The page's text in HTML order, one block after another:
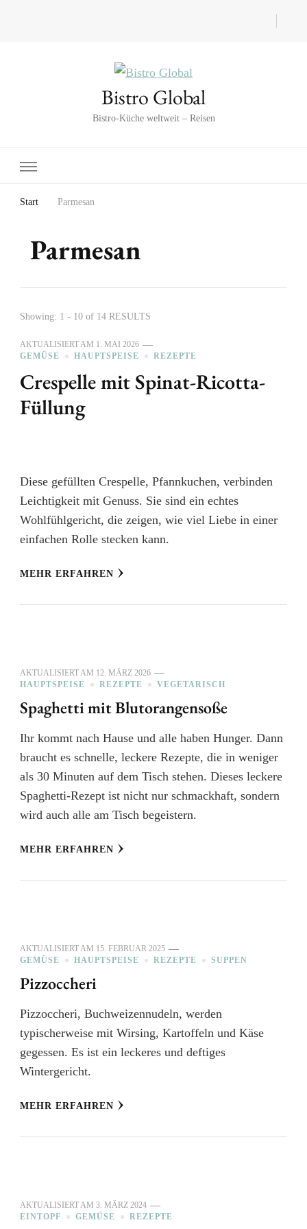
Bistro Global
Bistro-Küche weltweit – Reisen
Start Parmesan
Parmesan
Showing: 1 - 10 of 14 RESULTS
AKTUALISIERT AM 1. MAI 2026
GEMÜSE
HAUPTSPEISE REZEPTE
Crespelle mit Spinat-Ricotta-
Füllung
Diese gefüllten Crespelle, Pfannkuchen, verbinden
Leichtigkeit mit Genuss. Sie sind ein echtes
Wohlfühlgericht, die zeigen, wie viel Liebe in einer
einfachen Rolle stecken kann.
MEHR ERFAHREN
AKTUALISIERT AM 12. MÄRZ 2026
HAUPTSPEISE
REZEPTE VEGETARISCH
Spaghetti mit Blutorangensoße
Ihr kommt nach Hause und alle haben Hunger. Dann
braucht es schnelle, leckere Rezepte, die in weniger
als 30 Minuten auf dem Tisch stehen. Dieses leckere
Spaghetti-Rezept ist nicht nur schmackhaft, sondern
wird auch alle am Tisch begeistern.
MEHR ERFAHREN
AKTUALISIERT AM 15. FEBRUAR 2025
GEMÜSE
HAUPTSPEISE REZEPTE SUPPEN
Pizzoccheri
Pizzoccheri, Buchweizennudeln, werden
typischerweise mit Wirsing, Kartoffeln und Käse
gegessen. Es ist ein leckeres und deftiges
Wintergericht.
MEHR ERFAHREN
AKTUALISIERT AM 3. MÄRZ 2024
EINTOPF
GEMÜSE REZEPTE